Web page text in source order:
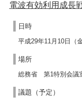
電波有効利用成長
日時
平成29年11月10日（
場所
総務省 第1特別会議
議題（予定）